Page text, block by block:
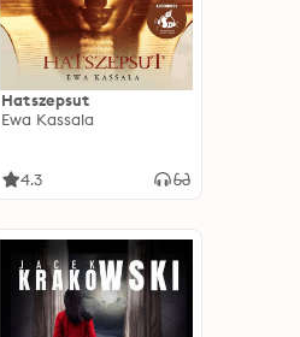
Hatszepsut
Ewa Kassala
4.3